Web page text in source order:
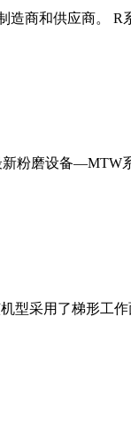
商和供应商。
粉磨设备—MTW
型采用了梯形工